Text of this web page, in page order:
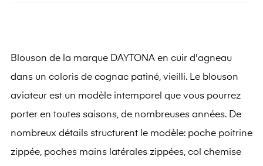
Blouson de la marque DAYTONA en cuir d'agneau
dans un coloris de cognac patiné, vieilli. Le blouson
aviateur est un modèle intemporel que vous pourrez
porter en toutes saisons, de nombreuses années. De
nombreux détails structurent le modèle: poche poitrine
zippée, poches mains latérales zippées, col chemise